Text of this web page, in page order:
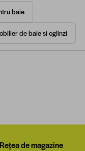
baie
de baie si oglinzi
Rețea de magazine